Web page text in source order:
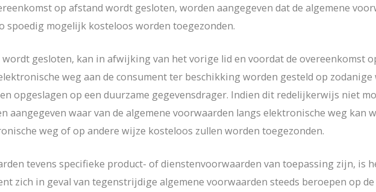
op afstand wordt gesloten, worden aangegeven dat de algemene
spoedig mogelijk kosteloos worden toegezonden.
gesloten, kan in afwijking van het vorige lid en voordat de overeenkomst
weg aan de consument ter beschikking worden gesteld op zodanige
opgeslagen op een duurzame gegevensdrager. Indien dit redelijkerwijs niet
waar van de algemene voorwaarden langs elektronische weg kan
weg of op andere wijze kosteloos zullen worden toegezonden.
tevens specifieke product- of dienstenvoorwaarden van toepassing zijn, is
zich in geval van tegenstrijdige algemene voorwaarden steeds beroepen op